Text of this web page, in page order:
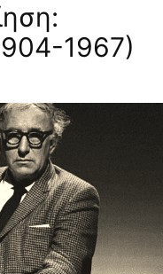
1967)